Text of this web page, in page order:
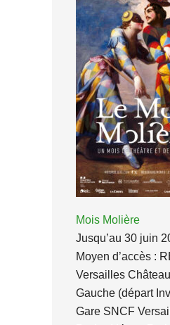
Mois Molière
Jusqu’au 30 juin
Moyen d’accès :
Versailles
Gauche (départ
Gare SNCF